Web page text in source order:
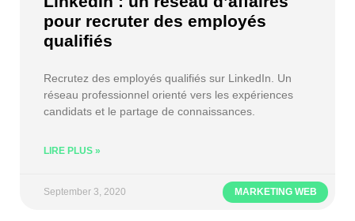
MARKETING WEB
pour recruter des employés
qualifiés
Recrutez des employés qualifiés sur LinkedIn. Un
réseau professionnel orienté vers les expériences
candidats et le partage de connaissances.
LIRE PLUS »
September 3, 2020